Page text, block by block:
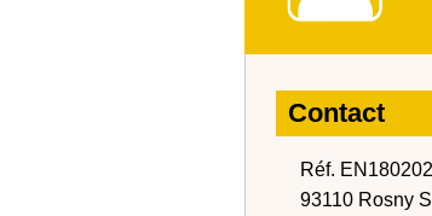
Contact
Réf.
93110 Rosny